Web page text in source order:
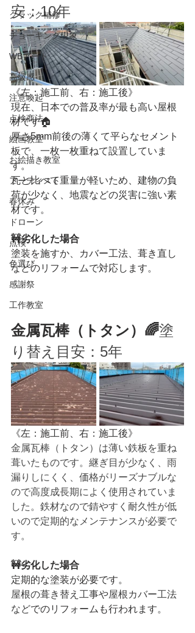
クラック補修
チョーキング現象
WBアート
高級感
注意喚起
点検商法
絵画教室
お絵描き教室
アーティスト
春休み
ドローン
点検
色選び
感謝祭
工作教室
安：10年
《左：施工前、右：施工後》
現在、日本での普及率が最も高い屋根
材です🏠
厚さ5mm前後の薄くて平らなセメント
板で、一枚一枚重ねて設置していま
す。
瓦と比べて重量が軽いため、建物の負
荷が少なく、地震などの災害に強い素
材です。
🚧劣化した場合
塗装を施すか、カバー工法、葺き直し
などのリフォームで対応します。
金属瓦棒（トタン）🌈塗
り替え目安：5年
《左：施工前、右：施工後》
金属瓦棒（トタン）は薄い鉄板を重ね
葺いたものです。継ぎ目が少なく、雨
漏りしにくく、価格がリーズナブルな
ので高度成長期によく使用されていま
した。鉄材なので錆やすく耐久性が低
いので定期的なメンテナンスが必要で
す。
🚧劣化した場合
定期的な塗装が必要です。
屋根の葺き替え工事や屋根カバー工法
などでのリフォームも行われます。